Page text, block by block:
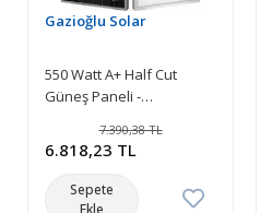
Gazioğlu Solar
550 Watt A+ Half Cut
Güneş Paneli -
7.390,38 TL
6.818,23 TL
Sepete
Ekle